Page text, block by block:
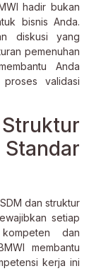
hadir bukan
bisnis Anda.
diskusi yang
pemenuhan
Anda
validasi
dan struktur
setiap
dan
membantu
kerja ini